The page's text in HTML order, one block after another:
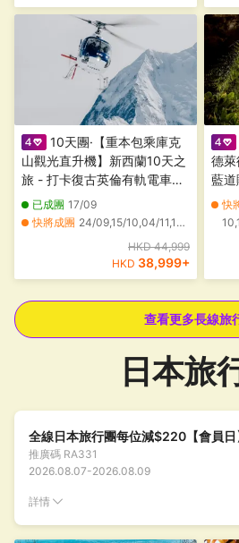
10天團·【重本包乘庫克
山觀光直升機】新西蘭10天之
旅 - 打卡復古英倫有軌電車、
南極中心、懷托摩鐘乳石及螢
火蟲洞、蒂普瓦毛利文化及地
勞號百年蒸汽船、庫克山觀光
已成團 17/09
快將成團 24/09,15/10,04/11,11/11,18/11,25/11
HKD 44,999
HKD 38,999+
德
藍
爾
快
查看更多長線旅
日本旅
全線日本旅行團每位減$220【會員日
推廣碼 RA331
2026.08.07-2026.08.09
詳情